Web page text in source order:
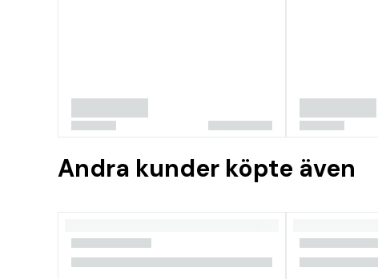
Andra kunder köpte även